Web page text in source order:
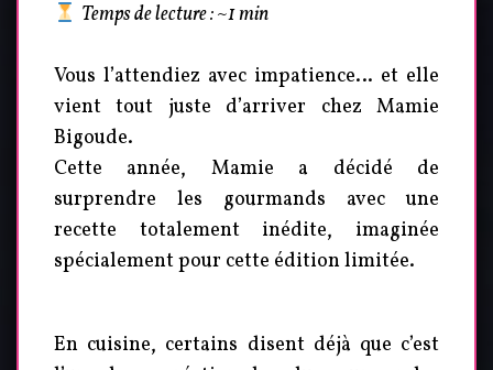
Temps de lecture : ~1 min
Vous l’attendiez avec impatience… et elle
vient tout juste d’arriver chez Mamie
Bigoude.
Cette année, Mamie a décidé de
surprendre les gourmands avec une
recette totalement inédite, imaginée
spécialement pour cette édition limitée.
En cuisine, certains disent déjà que c’est